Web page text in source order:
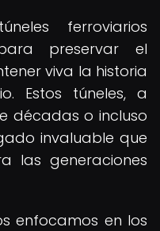
ferroviarios
preservar el
viva la historia
Estos túneles, a
décadas o incluso
invaluable que
las generaciones
enfocamos en los